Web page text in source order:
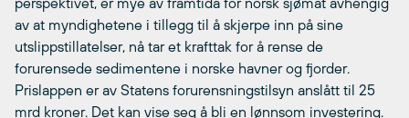
av at myndighetene i tillegg til å skjerpe inn på sine
utslippstillatelser, nå tar et krafttak for å rense de
forurensede sedimentene i norske havner og fjorder.
Prislappen er av Statens forurensningstilsyn anslått til 25
mrd kroner. Det kan vise seg å bli en lønnsom investering.